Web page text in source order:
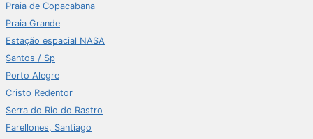
Praia de Copacabana
Praia Grande
Estação espacial NASA
Santos / Sp
Porto Alegre
Cristo Redentor
Serra do Rio do Rastro
Farellones, Santiago